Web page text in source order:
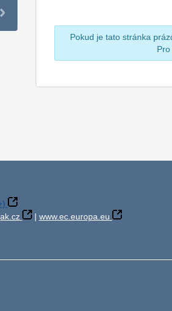
Pokud je tato stránka
| www.ec.europa.eu